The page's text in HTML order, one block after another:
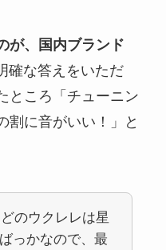
が、国内ブランド
確な答えをいただ
ところ「チューニン
割に音がいい！」と
のウクレレは星
っかなので、最